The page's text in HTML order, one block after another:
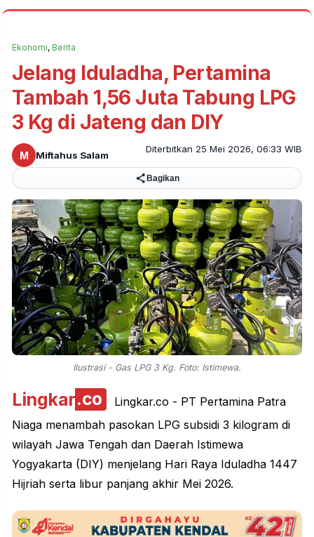
Ekonomi, Berita
Jelang Iduladha, Pertamina
Tambah 1,56 Juta Tabung LPG
3 Kg di Jateng dan DIY
M Miftahus Salam
Diterbitkan 25 Mei 2026, 06:33 WIB
Bagikan
Ilustrasi - Gas LPG 3 Kg. Foto: Istimewa.
Lingkar.co Lingkar.co - PT Pertamina Patra
Niaga menambah pasokan LPG subsidi 3 kilogram di
wilayah Jawa Tengah dan Daerah Istimewa
Yogyakarta (DIY) menjelang Hari Raya Iduladha 1447
Hijriah serta libur panjang akhir Mei 2026.